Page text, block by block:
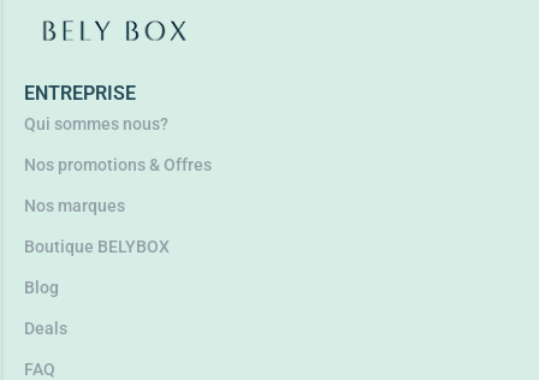
Lire la suite
ENTREPRISE
Qui sommes nous?
Nos promotions & Offres
Nos marques
Boutique BELYBOX
Blog
Deals
FAQ